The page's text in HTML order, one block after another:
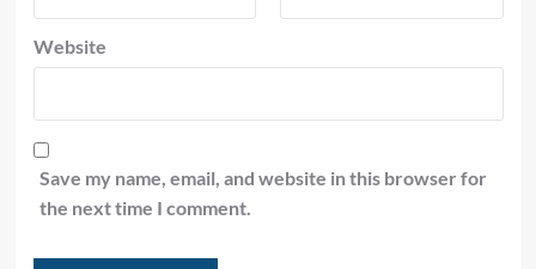
Website
Save my name, email, and website in this browser for
the next time I comment.